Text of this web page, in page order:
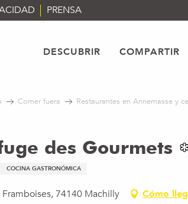
PRENSA
DESCUBRIR COMPARTIR
Comer fuera Restaurantes en Annemasse y
des Gourmets
COCINA GASTRONÓMICA
74140 Machilly Cómo